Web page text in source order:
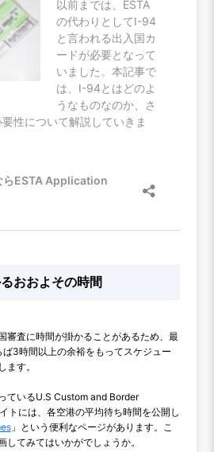
おおよその時間
審査に時間が掛かることがあるため、最
3時間以上の余裕をもってスケジュー
ます。
ているU.S Custom and Border
トには、各空港の平均待ち時間を公開し
」という便利なページがあります。こ
してみてはいかがでしょうか。